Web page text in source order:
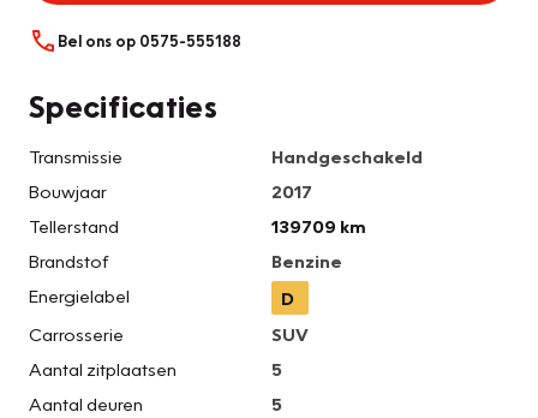
Bel ons op 0575-555188
Specificaties
Transmissie
Handgeschakeld
Bouwjaar
2017
Tellerstand
139709 km
Brandstof
Benzine
Energielabel
D
Carrosserie
SUV
Aantal zitplaatsen
5
Aantal deuren
5